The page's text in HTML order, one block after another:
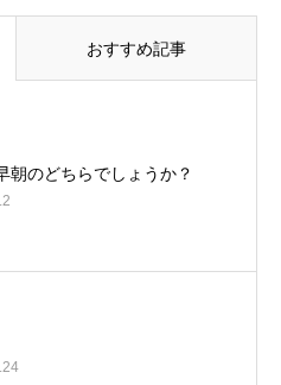
おすすめ記事
朝のどちらでしょうか？